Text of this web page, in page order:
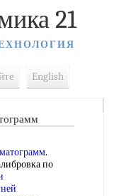
21
English
.
по